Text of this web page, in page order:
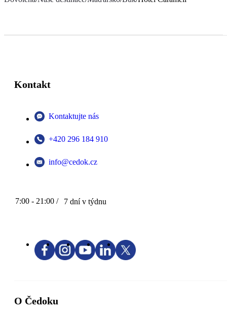
Kontakt
Kontaktujte nás
+420 296 184 910
info@cedok.cz
7:00 - 21:00 / 7 dní v týdnu
O Čedoku